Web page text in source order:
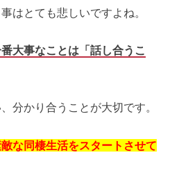
はとても悲しいですよね。
大事なことは「話し合うこ
分かり合うことが大切です。
な同棲生活をスタートさせて